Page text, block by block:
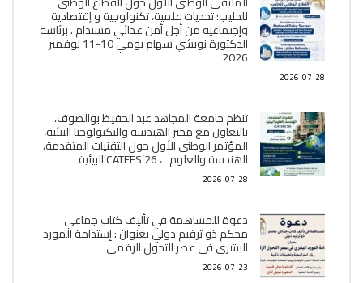
للحليب: تحديات علمية، تكنولوجية و إقتصادية
وإجتماعية من أجل أمن غذائي مستدام . برئاسة
الدكتورة نويشي سهام يومي 10-11 نوفمبر
2026
2026-07-28
تنظم جامعة المجاهد عبد الحفيظ بوالصوف،
بالتعاون مع مخبر الھندسة والتكنولوجيا البیئیة،
المؤتمر الوطني الأول حول التقنيات المتقدمة،
الھندسة والعلوم ، CATEES’26’البیئية
2026-07-28
دعوة للمساهمة في تأليف كتاب جماعي
محكم ذو ترقيم دولي بعنوان : إستدامة المورد
البشري في عصر التحول الرقمي
2026-07-23